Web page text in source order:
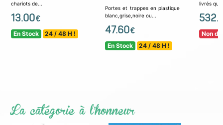
chariots de...
13.00€
En Stock 24 / 48 H !
Portes et trappes en plastique
blanc,grise,noire ou...
47.60€
En Stock 24 / 48 H !
livrés
Non
La catégorie à l'honneur